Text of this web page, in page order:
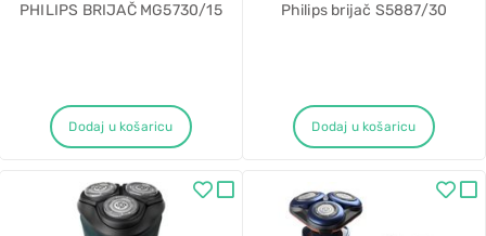
PHILIPS BRIJAČ MG5730/15
Dodaj u košaricu
Philips brijač S5887/30
Dodaj u košaricu